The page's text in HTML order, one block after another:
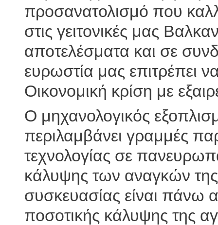
προσανατολισμό που
στις γειτονικές μας
αποτελέσματα και σε
ευρωστία μας επιτρέπει
Οικονομική κρίση με
Ο μηχανολογικός
περιλαμβάνει γραμμές
τεχνολογίας σε
κάλυψης των αναγκών
συσκευασίας είναι
ποσοτικής κάλυψης της